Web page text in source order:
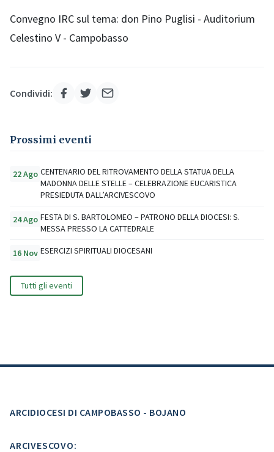
Convegno IRC sul tema: don Pino Puglisi - Auditorium
Celestino V - Campobasso
Condividi:
Prossimi eventi
22 Ago CENTENARIO DEL RITROVAMENTO DELLA STATUA DELLA
MADONNA DELLE STELLE – CELEBRAZIONE EUCARISTICA
PRESIEDUTA DALL’ARCIVESCOVO
24 Ago FESTA DI S. BARTOLOMEO – PATRONO DELLA DIOCESI: S.
MESSA PRESSO LA CATTEDRALE
16 Nov ESERCIZI SPIRITUALI DIOCESANI
Tutti gli eventi
ARCIDIOCESI DI CAMPOBASSO - BOJANO
ARCIVESCOVO: